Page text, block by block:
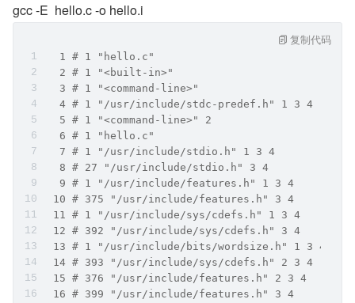
gcc -E  hello.c -o hello.i
  1 # 1 "hello.c"
  2 # 1 "<built-in>"
  3 # 1 "<command-line>"
  4 # 1 "/usr/include/stdc-predef.h" 1 3 4
  5 # 1 "<command-line>" 2
  6 # 1 "hello.c"
  7 # 1 "/usr/include/stdio.h" 1 3 4
  8 # 27 "/usr/include/stdio.h" 3 4
  9 # 1 "/usr/include/features.h" 1 3 4
10 # 375 "/usr/include/features.h" 3 4
11 # 1 "/usr/include/sys/cdefs.h" 1 3 4
12 # 392 "/usr/include/sys/cdefs.h" 3 4
13 # 1 "/usr/include/bits/wordsize.h" 1 3 4
14 # 393 "/usr/include/sys/cdefs.h" 2 3 4
15 # 376 "/usr/include/features.h" 2 3 4
16 # 399 "/usr/include/features.h" 3 4
复制代码